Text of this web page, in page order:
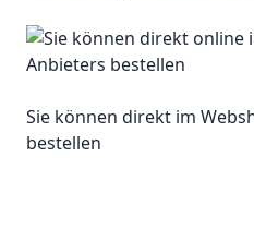
Sie können direkt im
bestellen